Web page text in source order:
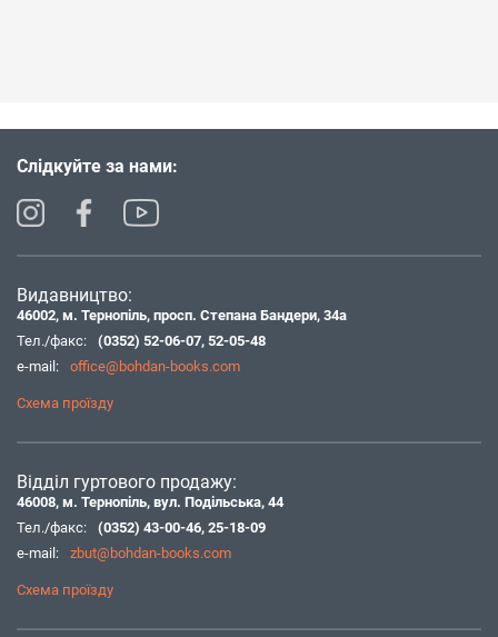
Слідкуйте за нами:
Видавництво:
46002, м. Тернопіль, просп. Степана Бандери, 34а
Тел./факс:
(0352) 52-06-07, 52-05-48
e-mail:
office@bohdan-books.com
Схема проїзду
Відділ гуртового продажу:
46008, м. Тернопіль, вул. Подільська, 44
Тел./факс:
(0352) 43-00-46, 25-18-09
e-mail:
zbut@bohdan-books.com
Схема проїзду